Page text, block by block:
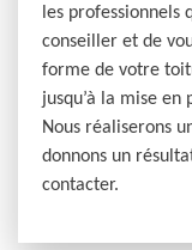
les professionnels
conseiller et de
forme de votre
jusqu’à la mise
Nous réaliserons
donnons un
contacter.